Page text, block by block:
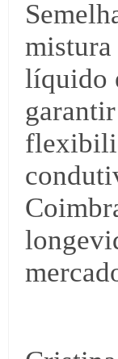
mistura
líquido